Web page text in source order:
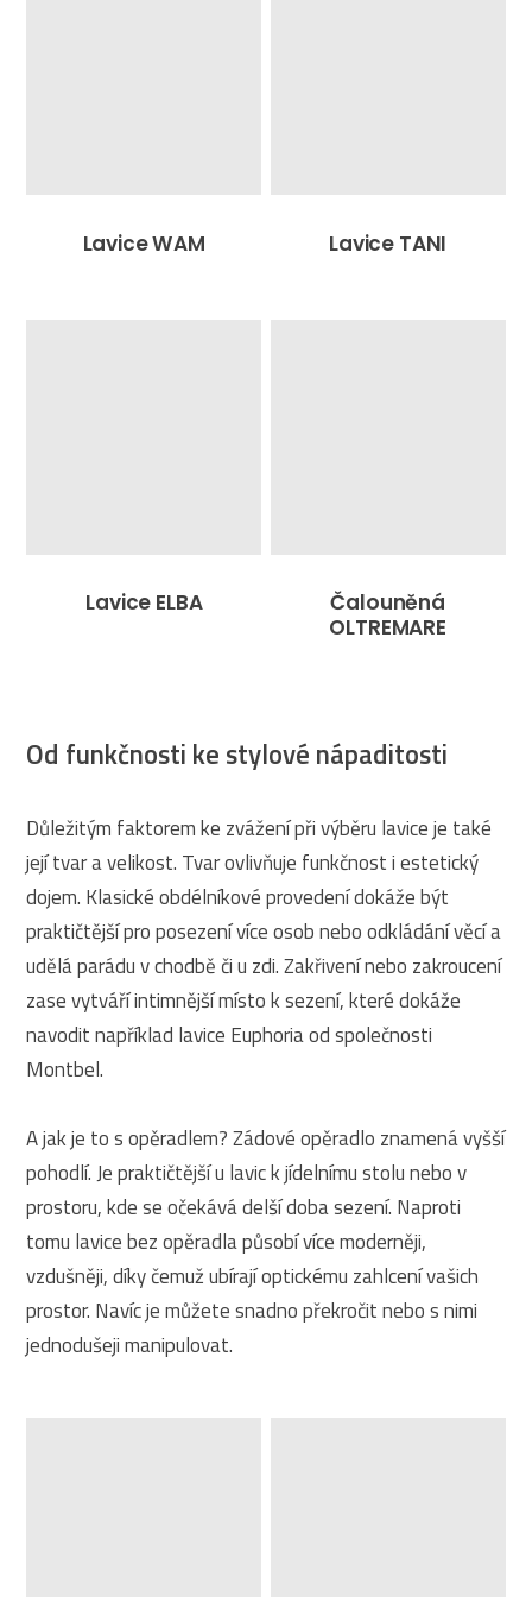
Lavice WAM Lavice TANI
Lavice ELBA
Čalouněná
OLTREMARE
Od funkčnosti ke stylové nápaditosti
Důležitým faktorem ke zvážení při výběru lavice je také
její tvar a velikost. Tvar ovlivňuje funkčnost i estetický
dojem. Klasické obdélníkové provedení dokáže být
praktičtější pro posezení více osob nebo odkládání věcí a
udělá parádu v chodbě či u zdi. Zakřivení nebo zakroucení
zase vytváří intimnější místo k sezení, které dokáže
navodit například lavice Euphoria od společnosti
Montbel.
A jak je to s opěradlem? Zádové opěradlo znamená vyšší
pohodlí. Je praktičtější u lavic k jídelnímu stolu nebo v
prostoru, kde se očekává delší doba sezení. Naproti
tomu lavice bez opěradla působí více moderněji,
vzdušněji, díky čemuž ubírají optickému zahlcení vašich
prostor. Navíc je můžete snadno překročit nebo s nimi
jednodušeji manipulovat.